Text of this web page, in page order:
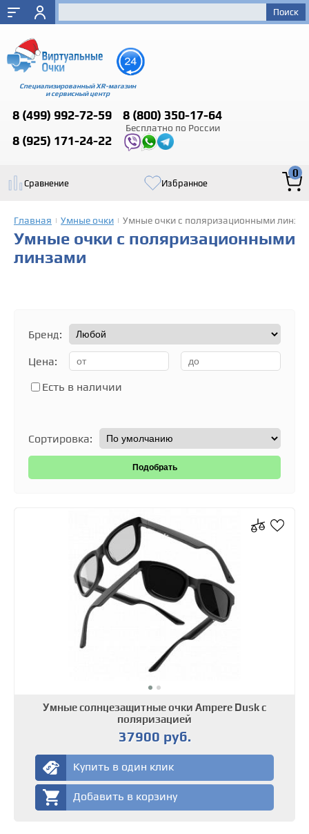
Специализированный XR-магазин
и сервисный центр
8 (499) 992-72-59 8 (800) 350-17-64
Бесплатно по России
8 (925) 171-24-22
Сравнение Избранное
0
Главная Умные очки Умные очки с поляризационными
Умные очки с поляризационными
линзами
Бренд:
Цена:
Есть в наличии
Сортировка:
Умные солнцезащитные очки Ampere Dusk с
поляризацией
37900 руб.
Купить в один клик
Добавить в корзину